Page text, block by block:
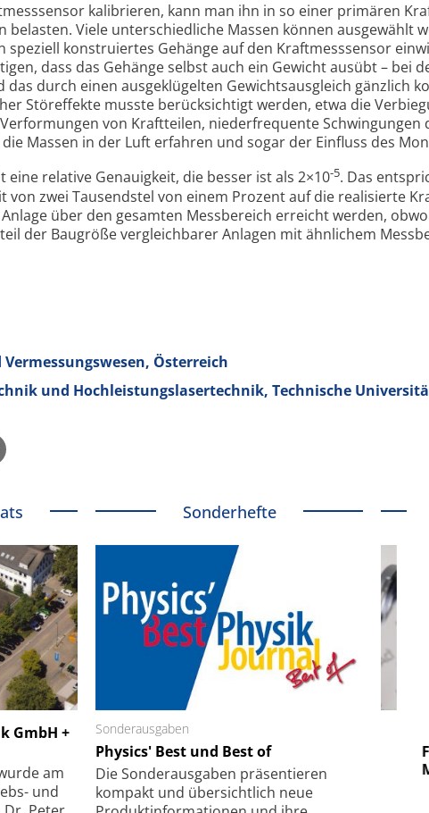
kalibrieren, kann man ihn in so einer primären
belasten. Viele unter­schiedliche Massen können aus­ge­wählt
speziell konstru­iertes Gehänge auf den Kraft­mess­sensor
dass das Gehänge selbst auch ein Gewicht ausübt – bei
das durch einen ausge­klügelten Gewichts­aus­gleich gänz­lich
Stör­effekte musste berück­sichtigt werden, etwa die
von Kraft­teilen, nieder­frequente Schwingungen
Massen in der Luft erfahren und sogar der Einfluss des
eine relative Genauig­keit, die besser ist als 2×10-5. Das
von zwei Tausendstel von einem Prozent auf die reali­sierte
über den gesamten Mess­bereich erreicht werden,
der Bau­größe ver­gleich­barer Anlagen mit ähn­lichem
Österreich
und Hochleistungslasertechnik, Technische
GmbH +
am
und
Sonderhefte
Sonderausgaben
Physics' Best und Best of
Die Sonder­ausgaben präsentieren
kompakt und übersichtlich neue
GmbH
Elektronenmikroskopie auf
kleinstem Raum